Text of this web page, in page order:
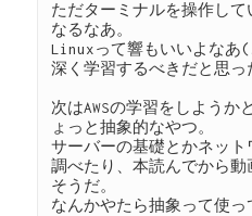
ただターミナルを操作し
なるなあ。
Linuxって響もいいよなあ(
深く学習するべきだと思っ
次はAWSの学習をしようか
ょっと抽象的なやつ。
サーバーの基礎とかネッ
調べたり、本読んでから動
そうだ。
なんかやたら抽象って使っ